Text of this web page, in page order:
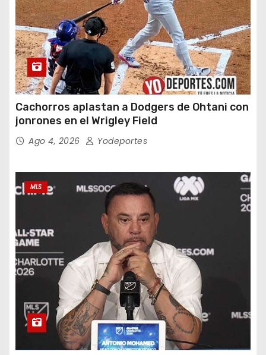
Cachorros aplastan a Dodgers de Ohtani con
jonrones en el Wrigley Field
Ago 4, 2026 Yodeportes
MLS